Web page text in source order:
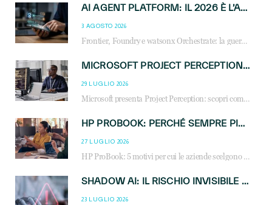
AI AGENT PLATFORM: IL 2026 È L’ANNO DEL «SISTEMA OPERATIVO» PER GLI AGENTI AZIENDALI
3 AGOSTO 2026
Frontier, Foundry e watsonx Orchestrate: la guerra delle piattaforme AI agent ridisegna il mercato IT. Cosa cambia per reseller, MSP e system integrator.
MICROSOFT PROJECT PERCEPTION: COME GLI AGENTI AI CAMBIERANNO SOC, CYBERSECURITY E SERVIZI MSP
29 LUGLIO 2026
Microsoft presenta Project Perception: scopri come gli agenti AI possono trasformare cybersecurity, SOC e servizi gestiti degli MSP.
HP PROBOOK: PERCHÉ SEMPRE PIÙ AZIENDE SCELGONO NOTEBOOK PROGETTATI PER IL LAVORO MODERNO
27 LUGLIO 2026
HP ProBook: 5 motivi per cui le aziende scelgono i notebook business HP per migliorare produttività, sicurezza e gestione dell’AI.
SHADOW AI: IL RISCHIO INVISIBILE CHE LE AZIENDE POSSONO GOVERNARE
23 LUGLIO 2026